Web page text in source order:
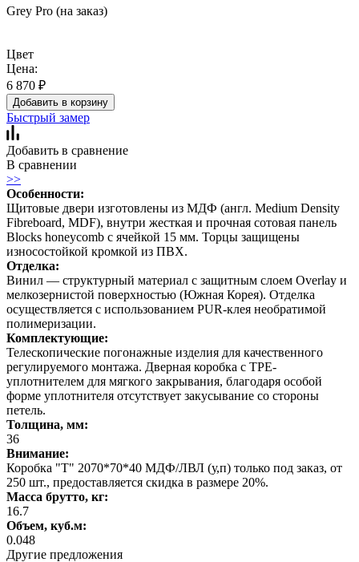
Grey Pro (на заказ)
Цвет
Цена:
6 870 ₽
Добавить в корзину
Быстрый замер
Добавить в сравнение
В сравнении
>>
Особенности:
Щитовые двери изготовлены из МДФ (англ. Medium Density
Fibreboard, MDF), внутри жесткая и прочная сотовая панель
Blocks honeycomb с ячейкой 15 мм. Торцы защищены
износостойкой кромкой из ПВХ.
Отделка:
Винил — структурный материал с защитным слоем Overlay и
мелкозернистой поверхностью (Южная Корея). Отделка
осуществляется с использованием PUR-клея необратимой
полимеризации.
Комплектующие:
Телескопические погонажные изделия для качественного
регулируемого монтажа. Дверная коробка с TPE-
уплотнителем для мягкого закрывания, благодаря особой
форме уплотнителя отсутствует закусывание со стороны
петель.
Толщина, мм:
36
Внимание:
Коробка "Т" 2070*70*40 МДФ/ЛВЛ (у,п) только под заказ, от
250 шт., предоставляется скидка в размере 20%.
Масса брутто, кг:
16.7
Объем, куб.м:
0.048
Другие предложения